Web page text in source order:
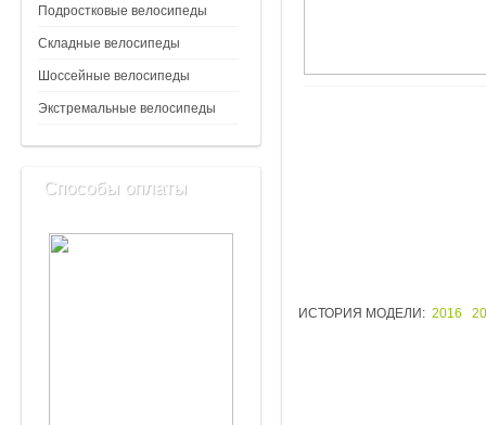
Подростковые велосипеды
Складные велосипеды
Шоссейные велосипеды
Экстремальные велосипеды
Способы оплаты
ИСТОРИЯ МОДЕЛИ: 2016